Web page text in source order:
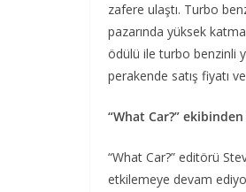
zafere ulaştı. Turbo
pazarında yüksek
ödülü ile turbo benzinli
perakende satış fiyatı
“What Car?”
“What Car?” editörü
etkilemeye devam